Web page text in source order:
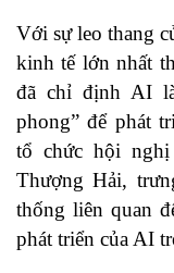
Với sự leo thang
kinh tế lớn nhất
đã chỉ định AI
phong” để phát
tổ chức hội
Thượng Hải,
thống liên quan
phát triển của AI